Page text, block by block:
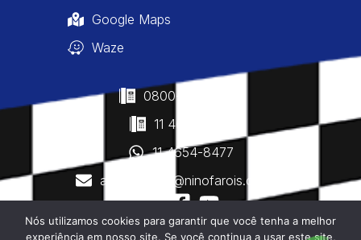
Google Maps
Waze
0800-400-8477
11 4610-0160
11 4654-8477
atendimento@ninofarois.com.br
Nós utilizamos cookies para garantir que você tenha a melhor
experiência em nosso site. Se você continua a usar este site,